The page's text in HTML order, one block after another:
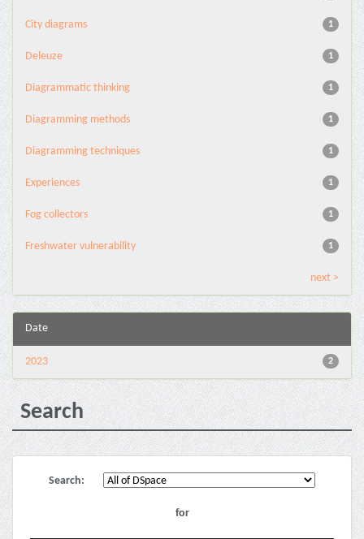
1
City diagrams
1
Deleuze
1
Diagrammatic thinking
1
Diagramming methods
1
Diagramming techniques
1
Experiences
1
Fog collectors
1
Freshwater vulnerability
next >
Date
2
2023
Search
Search:
for